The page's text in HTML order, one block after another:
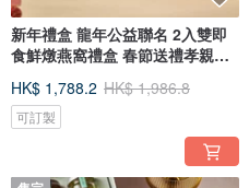
新年禮盒 龍年公益聯名 2入雙即
食鮮燉燕窩禮盒 春節送禮孝親推
HK$ 1,788.2 HK$ 1,986.8
可訂製